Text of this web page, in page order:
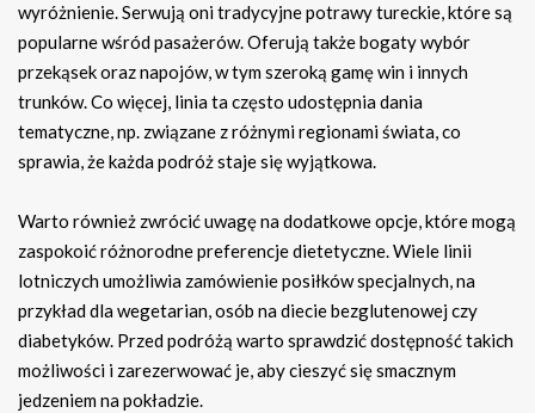
wyróżnienie. Serwują oni tradycyjne potrawy tureckie, które są
popularne wśród pasażerów. Oferują także bogaty wybór
przekąsek oraz napojów, w tym szeroką gamę win i innych
trunków. Co więcej, linia ta często udostępnia dania
tematyczne, np. związane z różnymi regionami świata, co
sprawia, że każda podróż staje się wyjątkowa.
Warto również zwrócić uwagę na dodatkowe opcje, które mogą
zaspokoić różnorodne preferencje dietetyczne. Wiele linii
lotniczych umożliwia zamówienie posiłków specjalnych, na
przykład dla wegetarian, osób na diecie bezglutenowej czy
diabetyków. Przed podróżą warto sprawdzić dostępność takich
możliwości i zarezerwować je, aby cieszyć się smacznym
jedzeniem na pokładzie.